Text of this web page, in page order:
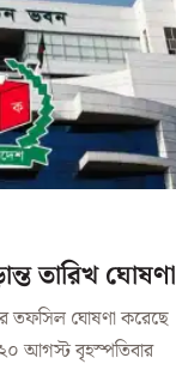
তারিখ ঘোষণা
তফসিল ঘোষণা করেছে
২০ আগস্ট বৃহস্পতিবার